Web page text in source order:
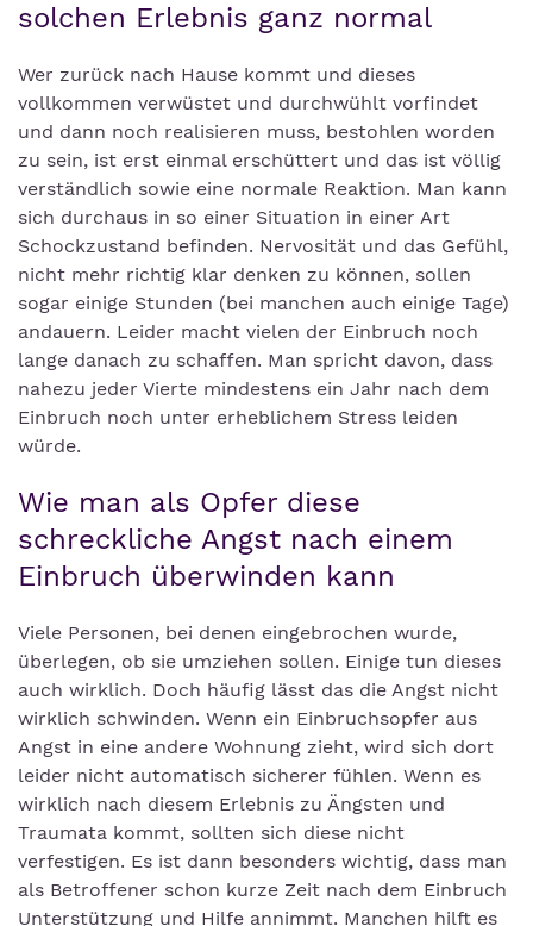
solchen Erlebnis ganz normal
Wer zurück nach Hause kommt und dieses
vollkommen verwüstet und durchwühlt vorfindet
und dann noch realisieren muss, bestohlen worden
zu sein, ist erst einmal erschüttert und das ist völlig
verständlich sowie eine normale Reaktion. Man kann
sich durchaus in so einer Situation in einer Art
Schockzustand befinden. Nervosität und das Gefühl,
nicht mehr richtig klar denken zu können, sollen
sogar einige Stunden (bei manchen auch einige Tage)
andauern. Leider macht vielen der Einbruch noch
lange danach zu schaffen. Man spricht davon, dass
nahezu jeder Vierte mindestens ein Jahr nach dem
Einbruch noch unter erheblichem Stress leiden
würde.
Wie man als Opfer diese
schreckliche Angst nach einem
Einbruch überwinden kann
Viele Personen, bei denen eingebrochen wurde,
überlegen, ob sie umziehen sollen. Einige tun dieses
auch wirklich. Doch häufig lässt das die Angst nicht
wirklich schwinden. Wenn ein Einbruchsopfer aus
Angst in eine andere Wohnung zieht, wird sich dort
leider nicht automatisch sicherer fühlen. Wenn es
wirklich nach diesem Erlebnis zu Ängsten und
Traumata kommt, sollten sich diese nicht
verfestigen. Es ist dann besonders wichtig, dass man
als Betroffener schon kurze Zeit nach dem Einbruch
Unterstützung und Hilfe annimmt. Manchen hilft es